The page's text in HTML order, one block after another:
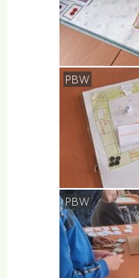
PBW
PBW